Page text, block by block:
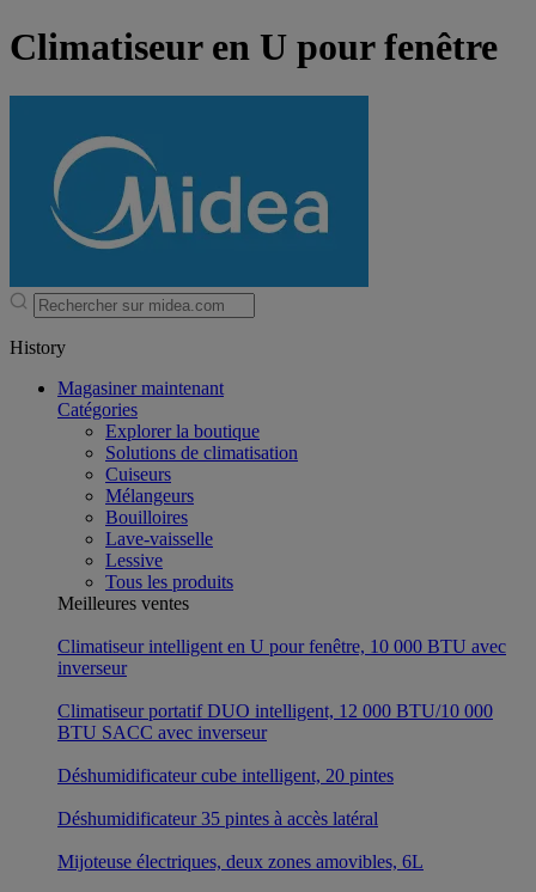
Climatiseur en U pour fenêtre
History
Magasiner maintenant
Catégories
Explorer la boutique
Solutions de climatisation
Cuiseurs
Mélangeurs
Bouilloires
Lave-vaisselle
Lessive
Tous les produits
Meilleures ventes
Climatiseur intelligent en U pour fenêtre, 10 000 BTU avec
inverseur
Climatiseur portatif DUO intelligent, 12 000 BTU/10 000
BTU SACC avec inverseur
Déshumidificateur cube intelligent, 20 pintes
Déshumidificateur 35 pintes à accès latéral
Mijoteuse électriques, deux zones amovibles, 6L